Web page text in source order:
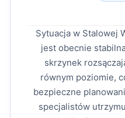
Sytuacja w Stalowej
jest obecnie
skrzynek
równym poziomie,
bezpieczne
specjalistów